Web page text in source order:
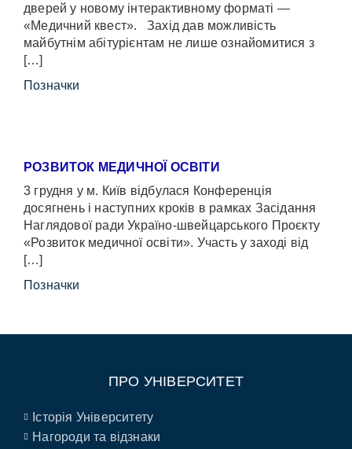
дверей у новому інтерактивному форматі —
«Медичний квест». Захід дав можливість
майбутнім абітурієнтам не лише ознайомитися з
[…]
Позначки
РОЗВИТОК МЕДИЧНОЇ ОСВІТИ
3 грудня у м. Київ відбулася Конференція
досягнень і наступних кроків в рамках Засідання
Наглядової ради Україно-швейцарського Проєкту
«Розвиток медичної освіти». Участь у заході від
[…]
Позначки
ПРО УНІВЕРСИТЕТ
Історія Університету
Нагороди та відзнаки